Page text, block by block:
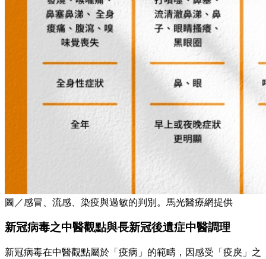
圖／感冒、流感、染疫與過敏的判別。馬光醫療網提供
新冠病毒之中醫觀點與長新冠後遺症中醫調理
新冠病毒在中醫觀點屬於「疫病」的範疇，因感受「疫戾」之